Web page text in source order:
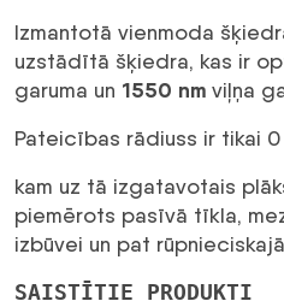
Izmantotā vienmoda
uzstādītā šķiedra, kas ir
garuma un 1550 nm viļņa
Pateicības rādiuss ir tikai 0
kam uz tā izgatavotais
piemērots pasīvā tīkla,
izbūvei un pat
SAISTĪTIE PRODUKTI